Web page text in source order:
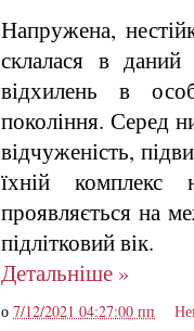
Напружена,
склалася в
відхилень в
покоління. Серед
відчуженість,
їхній комплекс
проявляється на
підлітковий вік.
Детальніше »
о 7/12/2021 04:27:00 пп